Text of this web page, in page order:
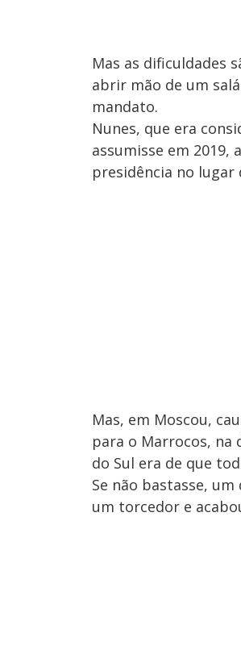
Mas as dificuldades
abrir mão de um
mandato.
Nunes, que era
assumisse em 2019,
presidência no
Mas, em Moscou,
para o Marrocos, na
do Sul era de que
Se não bastasse,
um torcedor e